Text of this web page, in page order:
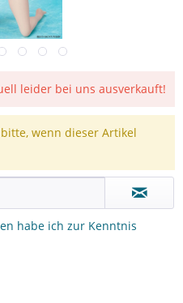
leider bei uns ausverkauft!
wenn dieser Artikel
habe ich zur Kenntnis